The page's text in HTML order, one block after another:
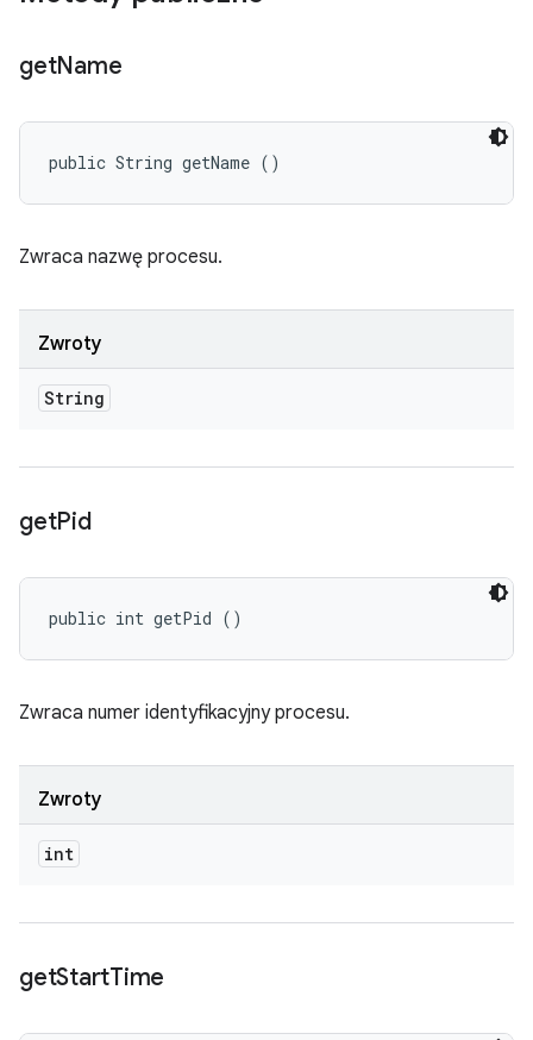
getName
public String getName ()
Zwraca nazwę procesu.
Zwroty
String
getPid
public int getPid ()
Zwraca numer identyfikacyjny procesu.
Zwroty
int
getStartTime